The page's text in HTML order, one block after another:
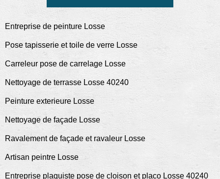
Entreprise de peinture Losse
Pose tapisserie et toile de verre Losse
Carreleur pose de carrelage Losse
Nettoyage de terrasse Losse 40240
Peinture exterieure Losse
Nettoyage de façade Losse
Ravalement de façade et ravaleur Losse
Artisan peintre Losse
Entreprise plaquiste pose de cloison et placo Losse 40240